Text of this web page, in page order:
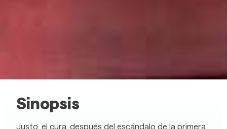
Sinopsis
Justo, el cura, después del escándalo de la primera